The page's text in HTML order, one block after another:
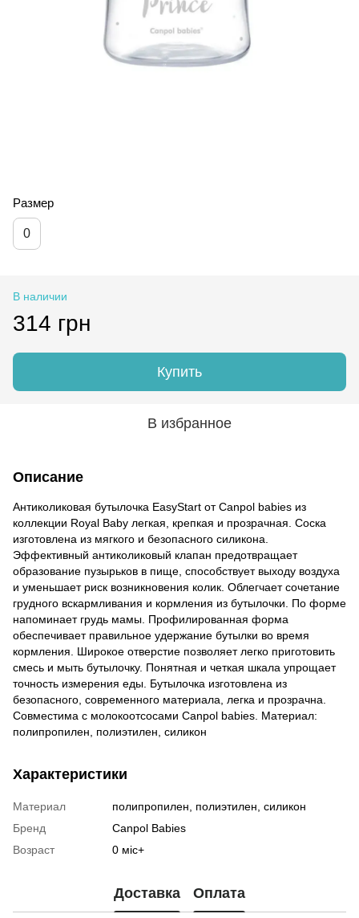
Размер
0
В наличии
314 грн
Купить
В избранное
Описание
Антиколиковая бутылочка EasyStart от Canpol babies из
коллекции Royal Baby легкая, крепкая и прозрачная. Соска
изготовлена ​​из мягкого и безопасного силикона.
Эффективный антиколиковый клапан предотвращает
образование пузырьков в пище, способствует выходу воздуха
и уменьшает риск возникновения колик. Облегчает сочетание
грудного вскармливания и кормления из бутылочки. По форме
напоминает грудь мамы. Профилированная форма
обеспечивает правильное удержание бутылки во время
кормления. Широкое отверстие позволяет легко приготовить
смесь и мыть бутылочку. Понятная и четкая шкала упрощает
точность измерения еды. Бутылочка изготовлена ​​из
безопасного, современного материала, легка и прозрачна.
Совместима с молокоотсосами Canpol babies. Материал:
полипропилен, полиэтилен, силикон
Характеристики
Материал
полипропилен, полиэтилен, силикон
Бренд
Canpol Babies
Возраст
0 міс+
Доставка Оплата